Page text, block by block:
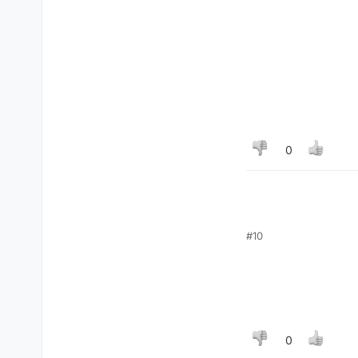
0
#10
0